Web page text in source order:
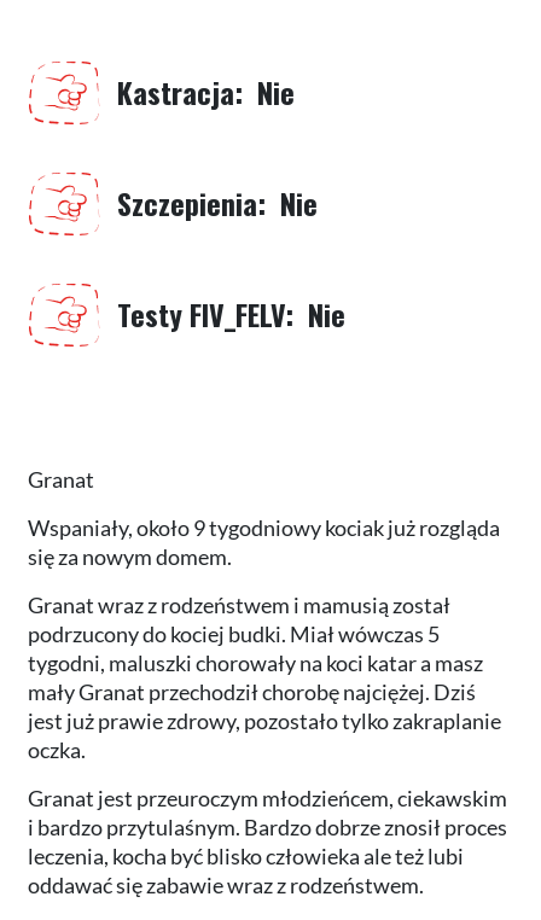
Kastracja Nie
Szczepienia Nie
Testy FIV_FELV Nie
Granat
Wspaniały, około 9 tygodniowy kociak już rozgląda
się za nowym domem.
Granat wraz z rodzeństwem i mamusią został
podrzucony do kociej budki. Miał wówczas 5
tygodni, maluszki chorowały na koci katar a masz
mały Granat przechodził chorobę najciężej. Dziś
jest już prawie zdrowy, pozostało tylko zakraplanie
oczka.
Granat jest przeuroczym młodzieńcem, ciekawskim
i bardzo przytulaśnym. Bardzo dobrze znosił proces
leczenia, kocha być blisko człowieka ale też lubi
oddawać się zabawie wraz z rodzeństwem.